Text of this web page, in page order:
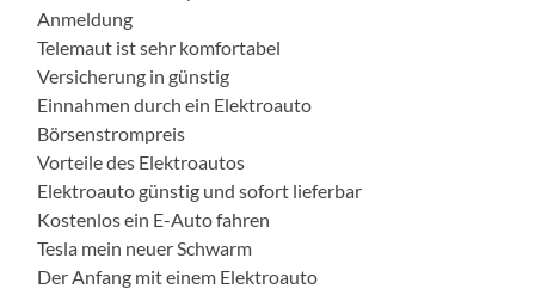
Anmeldung
Telemaut ist sehr komfortabel
Versicherung in günstig
Einnahmen durch ein Elektroauto
Börsenstrompreis
Vorteile des Elektroautos
Elektroauto günstig und sofort lieferbar
Kostenlos ein E-Auto fahren
Tesla mein neuer Schwarm
Der Anfang mit einem Elektroauto